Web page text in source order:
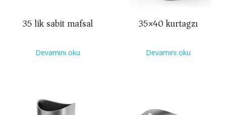
35 lik sabit mafsal
Devamını oku
35×40 kurtagzı
Devamını oku